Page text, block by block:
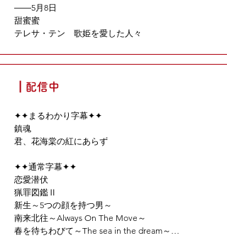
キム・ヨハンの事情～恋のXデー～
Don’t Lie ラヒ
棘＜トゲ＞と蜜
レディの品格
逆流
また出会った君
あなたはひどいです
病院船～ずっと君のそばに～
最後まで愛
私が恋した男オ・ス
Loving You
Punch Time　シーズン1
Punch Time　シーズン2
The Ghost Painter～私の名前～
今週の呑み仲間
会社行きたくない
――5月8日
甜蜜蜜
テレサ・テン　歌姫を愛した人々
┃配信中
✦✦まるわかり字幕✦✦
鎮魂
君、花海棠の紅にあらず
✦✦通常字幕✦✦
恋愛潜伏
猟罪図鑑Ⅱ
新生～5つの顔を持つ男～
南来北往～Always On The Move～
春を待ちわびて～The sea in the dream～